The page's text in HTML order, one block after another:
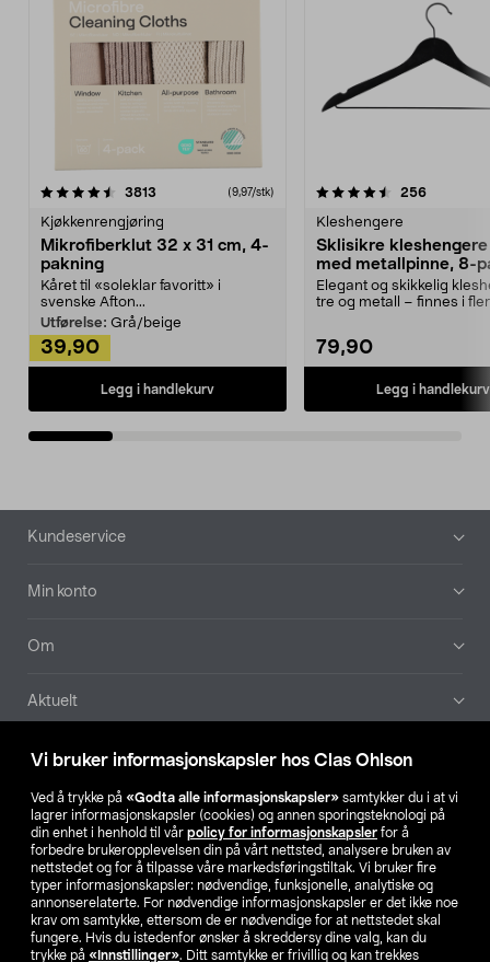
Vi bruker informasjonskapsler hos Clas Ohlson
Ved å trykke på «Godta alle informasjonskapsler» samtykker du i at vi
lagrer informasjonskapsler (cookies) og annen sporingsteknologi på
din enhet i henhold til vår policy for informasjonskapsler for å
forbedre brukeropplevelsen din på vårt nettsted, analysere bruken av
nettstedet og for å tilpasse våre markedsføringstiltak. Vi bruker fire
typer informasjonskapsler: nødvendige, funksjonelle, analytiske og
annonserelaterte. For nødvendige informasjonskapsler er det ikke noe
krav om samtykke, ettersom de er nødvendige for at nettstedet skal
fungere. Hvis du istedenfor ønsker å skreddersy dine valg, kan du
trykke på «Innstillinger». Ditt samtykke er frivillig og kan trekkes
3813 anmeldelser(9,97/stk)
Kjøkkenrengjøring
Mikrofiberklut 32 x 31 cm, 4-
pakning
Kåret til «soleklar favoritt» i
svenske Afton...
Utførelse: Grå/beige
39,90
Legg i handlekurv
4.5av 5 stjerner 256
Kleshengere
Sklisikre
med metallpinne, 8-
Elegant og skikkelig
tre og metall – finnes i
79,90
Legg i handlekurv
4.5av 5 stjerner
Bunntekst
Kundeservice
Min konto
Om
Aktuelt
Våre selskaper
Finn din butikk
SE NO FI